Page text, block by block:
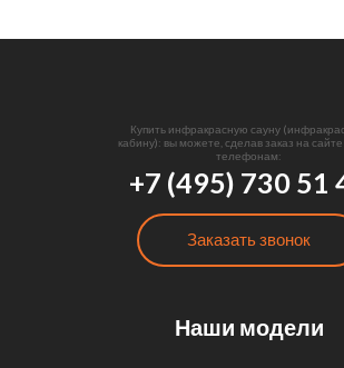
Купить инфракрасную сауну
кабину): вы можете, сделав заказ на
телефонам:
+7 (495) 730 51
Заказать звонок
Наши модели